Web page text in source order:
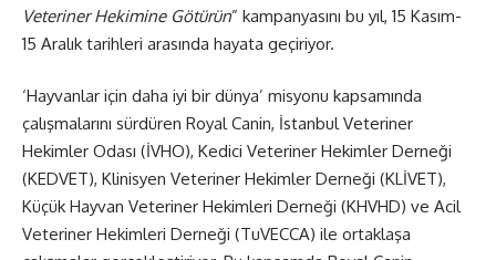
Veteriner Hekimine Götürün” kampanyasını bu yıl, 15 Kasım-
15 Aralık tarihleri arasında hayata geçiriyor.
‘Hayvanlar için daha iyi bir dünya’ misyonu kapsamında
çalışmalarını sürdüren Royal Canin, İstanbul Veteriner
Hekimler Odası (İVHO), Kedici Veteriner Hekimler Derneği
(KEDVET), Klinisyen Veteriner Hekimler Derneği (KLİVET),
Küçük Hayvan Veteriner Hekimleri Derneği (KHVHD) ve Acil
Veteriner Hekimleri Derneği (TuVECCA) ile ortaklaşa